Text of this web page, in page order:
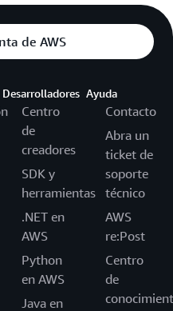
de AWS
Desarrolladores
Centro
de
creadores
SDK y
herramientas
.NET en
AWS
Python
en AWS
Java en
Ayuda
Contacto
Abra un
ticket de
soporte
técnico
AWS
re:Post
Centro
de